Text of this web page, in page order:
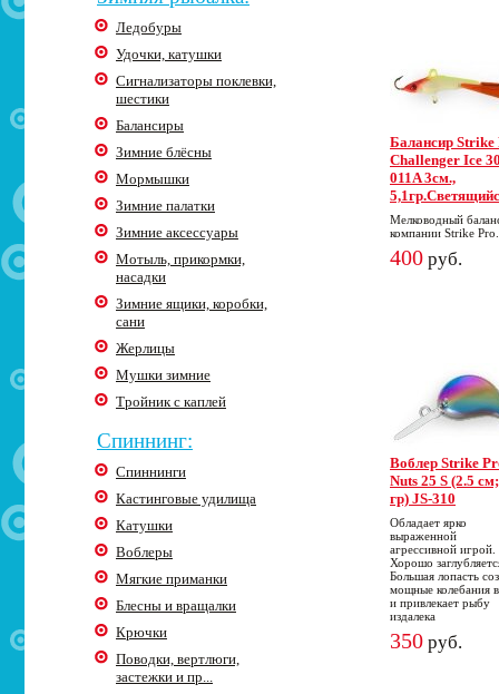
Ледобуры
Удочки, катушки
Сигнализаторы поклевки,
шестики
Балансиры
Зимние блёсны
Мормышки
Зимние палатки
Зимние аксессуары
Мотыль, прикормки,
насадки
Зимние ящики, коробки,
сани
Жерлицы
Мушки зимние
Тройник с каплей
Спиннинг:
Спиннинги
Кастинговые удилища
Катушки
Воблеры
Мягкие приманки
Блесны и вращалки
Крючки
Поводки, вертлюги,
застежки и пр...
Балансир Strike
Challenger Ice
011A 3cм.,
Мелководный
компании Strike Pro.
400 руб.
Воблер Strike
Nuts 25 S (2.5
гр) JS-310
Обладает ярко
выраженной
агрессивной игрой.
Хорошо
Большая лопасть
мощные колебания
и привлекает рыбу
издалека
350 руб.